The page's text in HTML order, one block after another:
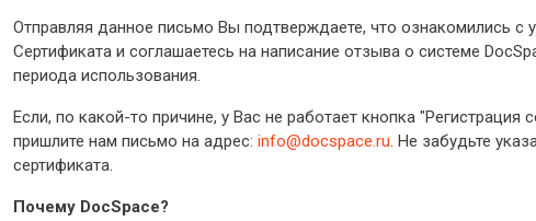
Отправляя данное письмо Вы подтверждаете, что ознакомились с
Сертификата и соглашаетесь на написание отзыва о системе
периода использования.
Если, по какой-то причине, у Вас не работает кнопка "Регистрация
пришлите нам письмо на адрес: info@docspace.ru. Не забудьте
сертификата.
Почему DocSpace?